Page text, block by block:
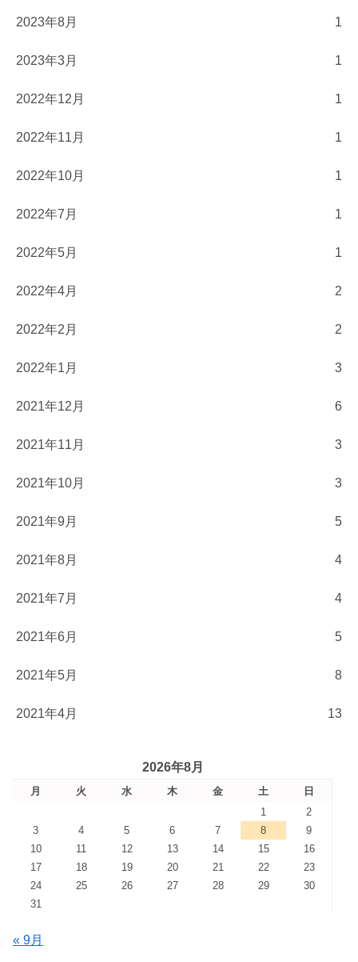
2023年8月 1
2023年3月 1
2022年12月 1
2022年11月 1
2022年10月 1
2022年7月 1
2022年5月 1
2022年4月 2
2022年2月 2
2022年1月 3
2021年12月 6
2021年11月 3
2021年10月 3
2021年9月 5
2021年8月 4
2021年7月 4
2021年6月 5
2021年5月 8
2021年4月 13
2026年8月
月 火 水 木 金 土
日
1
2
3
4 5 6 7 8
9
10
11 12 13 14 15
16
17
18 19 20 21 22
23
24
25 26 27 28 29
30
31
« 9月